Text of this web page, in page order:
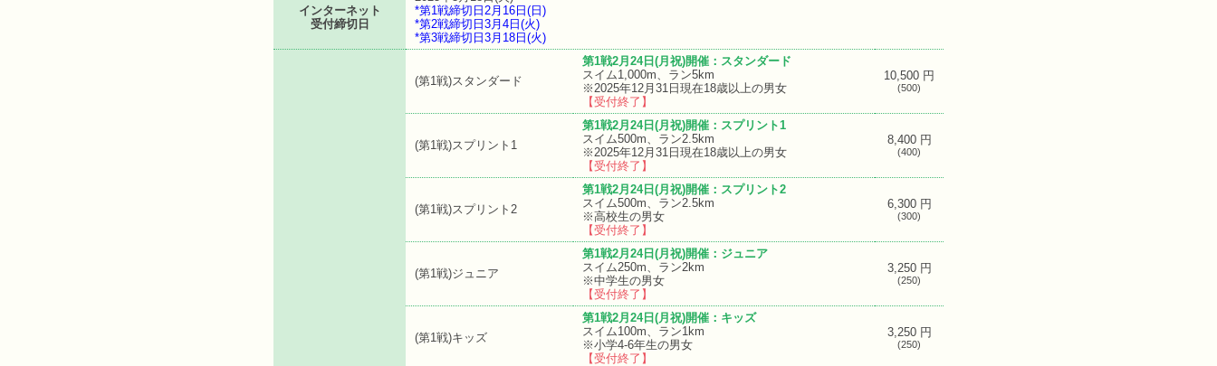
インターネット
受付締切日
*第1戦締切日2月16日(日)
*第2戦締切日3月4日(火)
*第3戦締切日3月18日(火)
(第1戦)スタンダード
第1戦2月24日(月祝)開催：スタンダード
スイム1,000m、ラン5km
※2025年12月31日現在18歳以上の男女
【受付終了】
10,500 円
(500)
(第1戦)スプリント1
第1戦2月24日(月祝)開催：スプリント1
スイム500m、ラン2.5km
※2025年12月31日現在18歳以上の男女
【受付終了】
8,400 円
(400)
(第1戦)スプリント2
第1戦2月24日(月祝)開催：スプリント2
スイム500m、ラン2.5km
※高校生の男女
【受付終了】
6,300 円
(300)
(第1戦)ジュニア
第1戦2月24日(月祝)開催：ジュニア
スイム250m、ラン2km
※中学生の男女
【受付終了】
3,250 円
(250)
(第1戦)キッズ
第1戦2月24日(月祝)開催：キッズ
スイム100m、ラン1km
※小学4-6年生の男女
【受付終了】
3,250 円
(250)